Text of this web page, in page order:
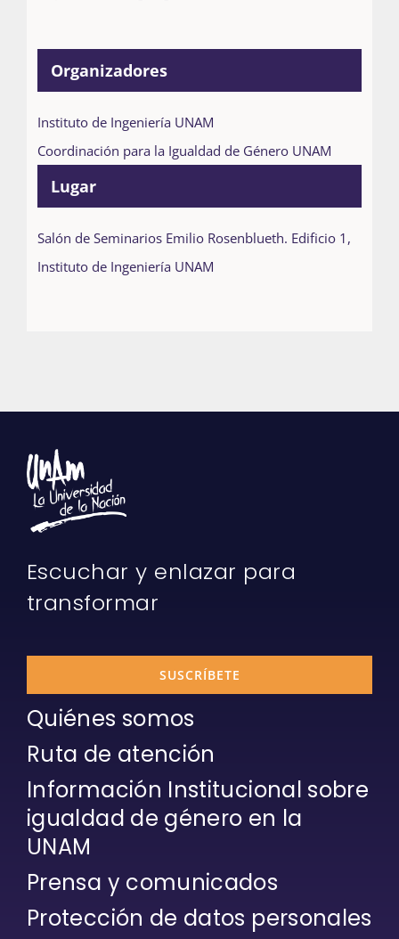
Lugar
Salón de Seminarios Emilio Rosenblueth. Edificio 1,
Instituto de Ingeniería UNAM
Organizadores
Instituto de Ingeniería UNAM
Coordinación para la Igualdad de Género UNAM
Escuchar y enlazar para
transformar
SUSCRÍBETE
Quiénes somos
Ruta de atención
Información Institucional sobre
igualdad de género en la
UNAM
Prensa y comunicados
Protección de datos personales